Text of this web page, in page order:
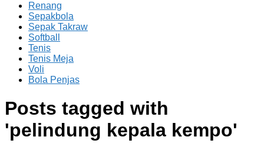
Renang
Sepakbola
Sepak Takraw
Softball
Tenis
Tenis Meja
Voli
Bola Penjas
Posts tagged with
'pelindung kepala kempo'